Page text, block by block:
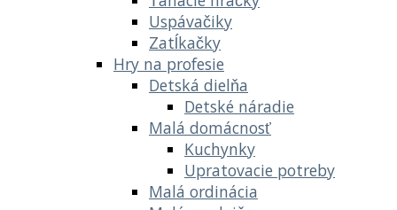
Uspávačiky
Zatĺkačky
Hry na profesie
Detská dielňa
Detské náradie
Malá domácnosť
Kuchynky
Upratovacie potreby
Malá ordinácia